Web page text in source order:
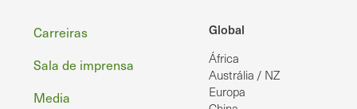
Global
África
Austrália / NZ
Europa
Rodapé
Carreiras
Sala de imprensa
Media